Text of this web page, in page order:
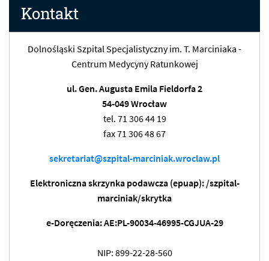
Kontakt
Dolnośląski Szpital Specjalistyczny im. T. Marciniaka -
Centrum Medycyny Ratunkowej
ul. Gen. Augusta Emila Fieldorfa 2
54-049 Wrocław
tel. 71 306 44 19
fax 71 306 48 67
sekretariat@szpital-marciniak.wroclaw.pl
Elektroniczna skrzynka podawcza (epuap): /szpital-
marciniak/skrytka
e-Doręczenia: AE:PL-90034-46995-CGJUA-29
NIP: 899-22-28-560